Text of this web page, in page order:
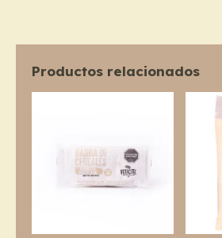
Productos relacionados